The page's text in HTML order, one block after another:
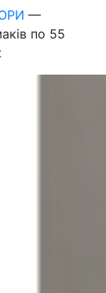
—
по 55